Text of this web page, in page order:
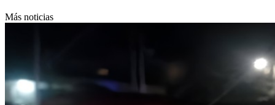
Más noticias